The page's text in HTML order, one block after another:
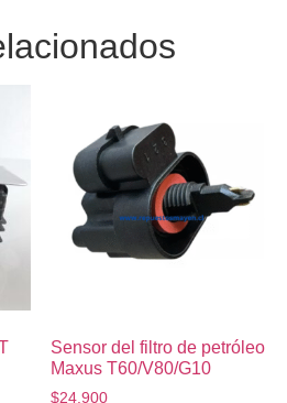
Sensor del filtro de petróleo
Maxus T60/V80/G10
$24.900